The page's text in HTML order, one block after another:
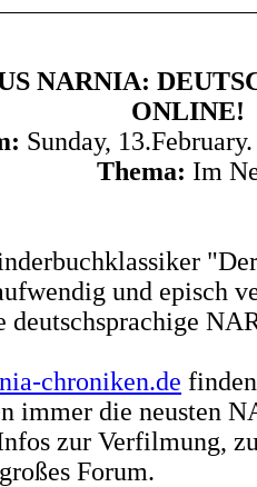
NARNIA:
ONLINE!
Sunday,
Thema: Im
und episch
deutschsprachige
chroniken.de
immer die neusten
zur Verfilmung,
Forum.